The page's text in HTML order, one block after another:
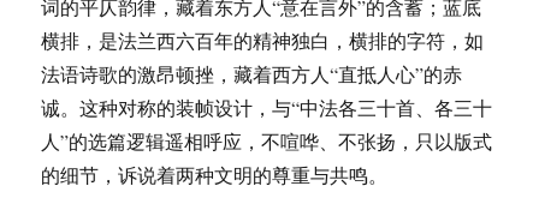
词的平仄韵律，藏着东方人“意在言外”的含蓄；蓝底
横排，是法兰西六百年的精神独白，横排的字符，如
法语诗歌的激昂顿挫，藏着西方人“直抵人心”的赤
诚。这种对称的装帧设计，与“中法各三十首、各三十
人”的选篇逻辑遥相呼应，不喧哗、不张扬，只以版式
的细节，诉说着两种文明的尊重与共鸣。